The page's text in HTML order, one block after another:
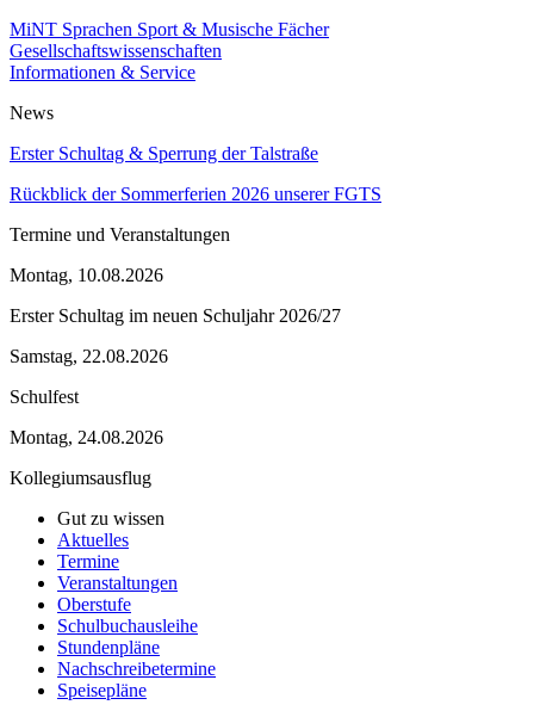
MiNT Sprachen Sport & Musische Fächer
Gesellschaftswissenschaften
Informationen & Service
News
Erster Schultag & Sperrung der Talstraße
Rückblick der Sommerferien 2026 unserer FGTS
Termine und Veranstaltungen
Montag, 10.08.2026
Erster Schultag im neuen Schuljahr 2026/27
Samstag, 22.08.2026
Schulfest
Montag, 24.08.2026
Kollegiumsausflug
Gut zu wissen
Aktuelles
Termine
Veranstaltungen
Oberstufe
Schulbuchausleihe
Stundenpläne
Nachschreibetermine
Speisepläne